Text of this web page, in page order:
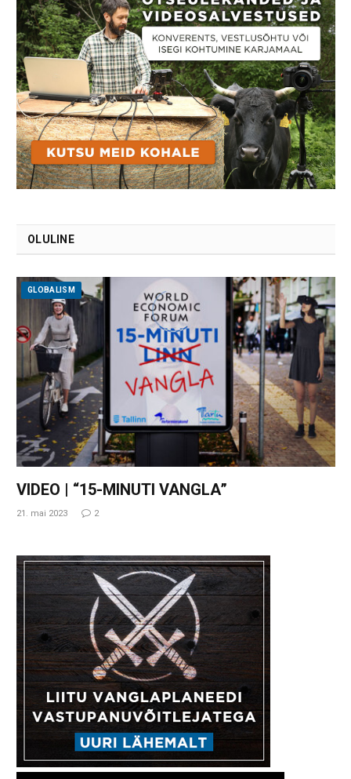
OLULINE
GLOBALISM
VIDEO | “15-MINUTI VANGLA”
21. mai 2023 2